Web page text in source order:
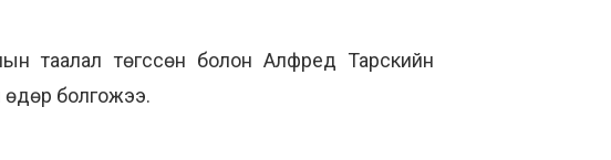
таалал төгссөн болон Алфред Тарскийн
өдөр болгожээ.